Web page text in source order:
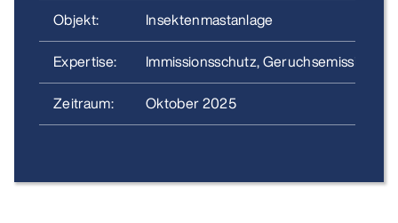
Objekt:
Insektenmastanlage
Expertise:
Immissionsschutz, Geruchsemissionen
Zeitraum:
Oktober 2025